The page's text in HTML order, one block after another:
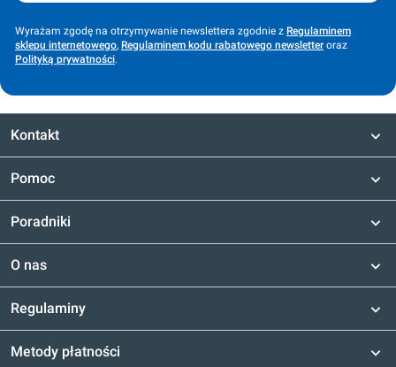
Wyrażam zgodę na otrzymywanie newslettera zgodnie z Regulaminem
sklepu internetowego, Regulaminem kodu rabatowego newsletter oraz
Polityką prywatności.
Kontakt
Pomoc
Poradniki
O nas
Regulaminy
Metody płatności